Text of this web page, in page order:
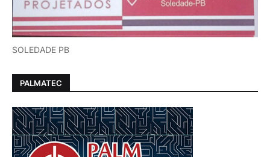
SOLEDADE PB
PALMATEC